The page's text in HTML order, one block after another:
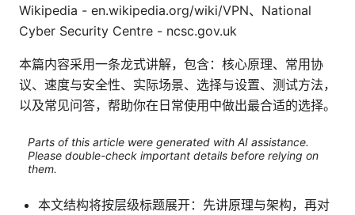
Wikipedia - en.wikipedia.org/wiki/VPN、National
Cyber Security Centre - ncsc.gov.uk
本篇内容采用一条龙式讲解，包含：核心原理、常用协
议、速度与安全性、实际场景、选择与设置、测试方法，
以及常见问答，帮助你在日常使用中做出最合适的选择。
Parts of this article were generated with AI assistance.
Please double-check important details before relying on
them.
本文结构将按层级标题展开：先讲原理与架构，再对